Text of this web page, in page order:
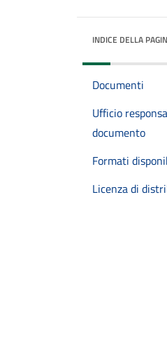
INDICE DELLA
Documenti
Ufficio
documento
Formati
Licenza di